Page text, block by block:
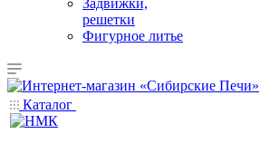
Задвижки,
решетки
Фигурное литье
Каталог